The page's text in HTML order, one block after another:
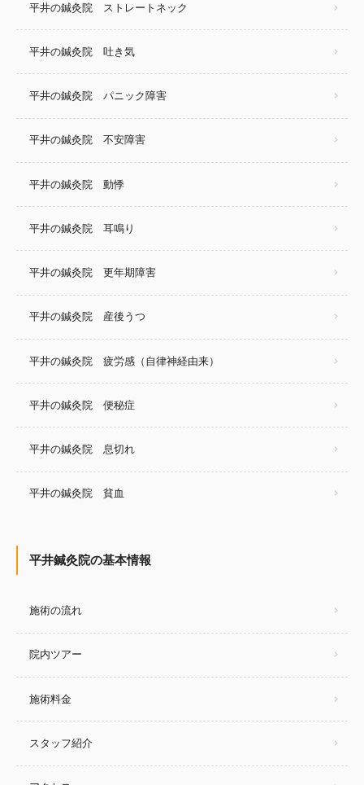
平井の鍼灸院 ストレートネック
平井の鍼灸院 吐き気
平井の鍼灸院 パニック障害
平井の鍼灸院 不安障害
平井の鍼灸院 動悸
平井の鍼灸院 耳鳴り
平井の鍼灸院 更年期障害
平井の鍼灸院 産後うつ
平井の鍼灸院 疲労感（自律神経由来）
平井の鍼灸院 便秘症
平井の鍼灸院 息切れ
平井の鍼灸院 貧血
平井鍼灸院の基本情報
施術の流れ
院内ツアー
施術料金
スタッフ紹介